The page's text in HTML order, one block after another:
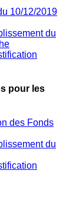
10/12/2019
du
pour les
des Fonds
du